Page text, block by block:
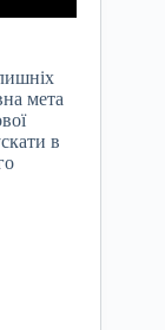
мета
в